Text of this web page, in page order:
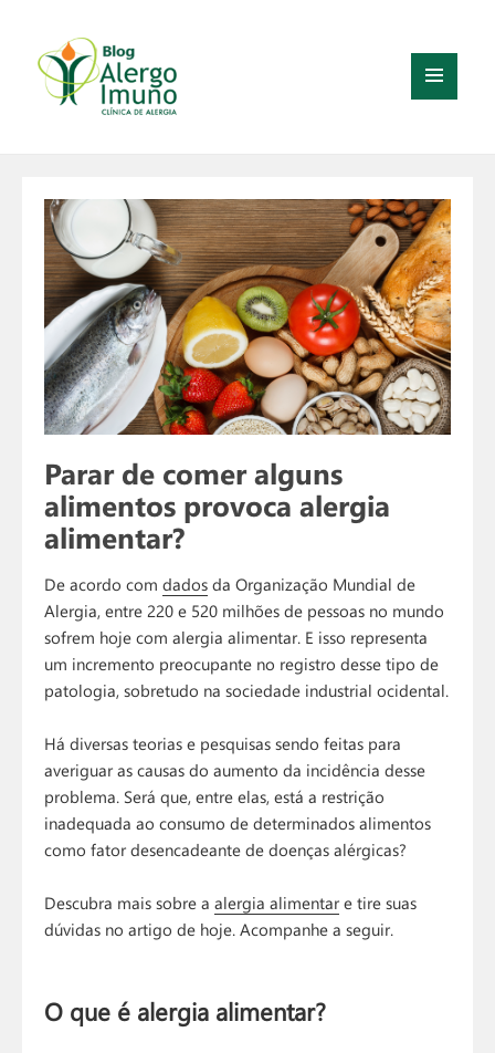
Parar de comer alguns
alimentos provoca alergia
alimentar?
De acordo comdados da Organização Mundial de
Alergia, entre 220 e 520 milhões de pessoas no mundo
sofrem hoje com alergia alimentar. E isso representa
um incremento preocupante no registro desse tipo de
patologia, sobretudo na sociedade industrial ocidental.
Há diversas teorias e pesquisas sendo feitas para
averiguar as causas do aumento da incidência desse
problema. Será que, entre elas, está a restrição
inadequada ao consumo de determinados alimentos
como fator desencadeante de doenças alérgicas?
Descubra mais sobre aalergia alimentar e tire suas
dúvidas no artigo de hoje. Acompanhe a seguir.
O que é alergia alimentar?